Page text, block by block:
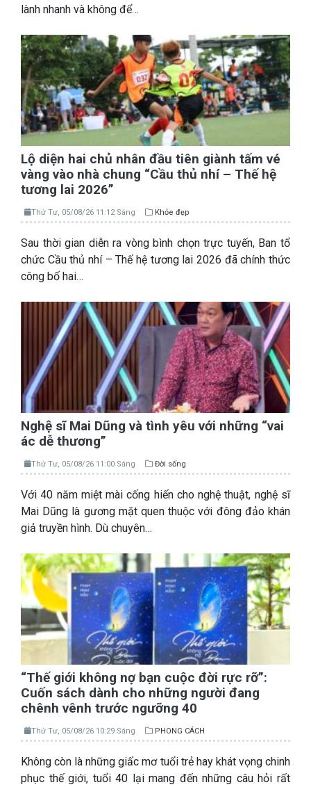
lành nhanh và không để…
Lộ diện hai chủ nhân đầu tiên giành tấm vé
vàng vào nhà chung “Cầu thủ nhí – Thế hệ
tương lai 2026”
Thứ Tư, 05/08/26 11:12 Sáng Khỏe đẹp
Sau thời gian diễn ra vòng bình chọn trực tuyến, Ban tổ
chức Cầu thủ nhí – Thế hệ tương lai 2026 đã chính thức
công bố hai…
Nghệ sĩ Mai Dũng và tình yêu với những “vai
ác dễ thương”
Thứ Tư, 05/08/26 11:00 Sáng Đời sống
Với 40 năm miệt mài cống hiến cho nghệ thuật, nghệ sĩ
Mai Dũng là gương mặt quen thuộc với đông đảo khán
giả truyền hình. Dù chuyên…
“Thế giới không nợ bạn cuộc đời rực rỡ”:
Cuốn sách dành cho những người đang
chênh vênh trước ngưỡng 40
Thứ Tư, 05/08/26 10:29 Sáng PHONG CÁCH
Không còn là những giấc mơ tuổi trẻ hay khát vọng chinh
phục thế giới, tuổi 40 lại mang đến những câu hỏi rất